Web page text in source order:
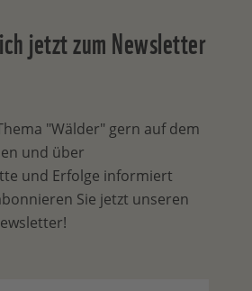
jetzt zum Newsletter
"Wälder" gern auf dem
und über
und Erfolge informiert
Sie jetzt unseren